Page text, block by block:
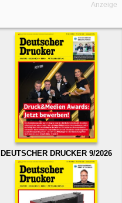
Anzeige
DEUTSCHER DRUCKER 9/2026